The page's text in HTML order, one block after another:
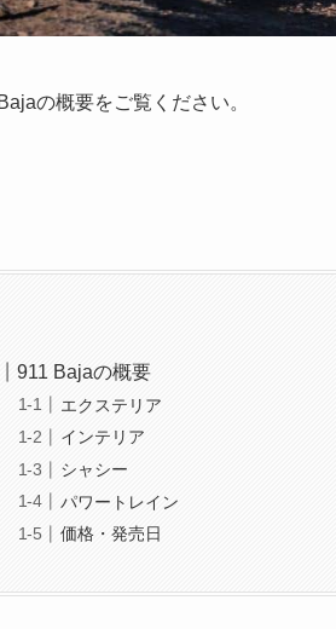
の概要をご覧ください。
911 Bajaの概要
エクステリア
インテリア
シャシー
パワートレイン
価格・発売日